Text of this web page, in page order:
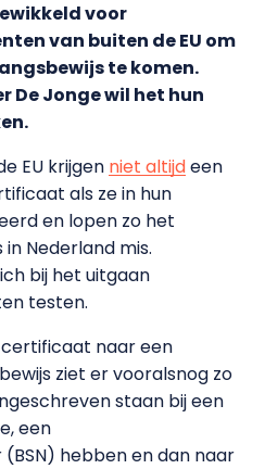
voor
van buiten de EU om
te komen.
De Jonge wil het hun
EU krijgen niet altijdeen
als ze in hun
en lopen zo het
Nederland mis.
bij het uitgaan
testen.
naar een
ziet er vooralsnog zo
staan bij een
een
hebben en dan naar